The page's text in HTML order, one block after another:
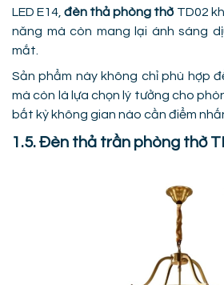
LED E14,đèn thả phòng thờTD02
năng mà còn mang lại ánh sáng
mắt.
Sản phẩm này không chỉ phù hợp
mà còn là lựa chọn lý tưởng cho
bất kỳ không gian nào cần điểm
1.5. Đèn thả trần phòng thờ